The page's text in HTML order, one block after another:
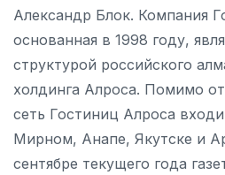
Александр Блок. Компания
основанная в 1998 году,
структурой российского
холдинга Алроса. Помимо
сеть Гостиниц Алроса
Мирном, Анапе, Якутске и
сентябре текущего года